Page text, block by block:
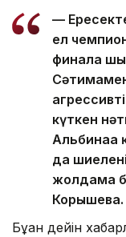
—
ел
финалға
күткен
да
жолдама
Корышева.
Бұған дейін